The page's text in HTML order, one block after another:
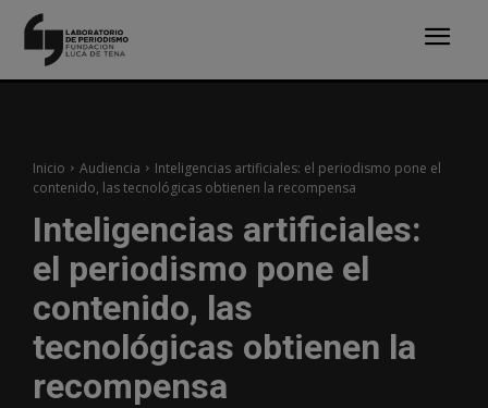
Inicio Audiencia
Inteligencias artificiales: el periodismo pone el
contenido, las tecnológicas obtienen la recompensa
Inteligencias artificiales:
el periodismo pone el
contenido, las
tecnológicas obtienen la
recompensa